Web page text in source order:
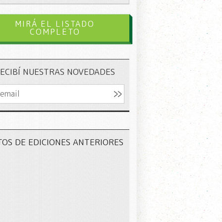
MIRÁ EL LISTADO
COMPLETO
NUESTRAS NOVEDADES
DE EDICIONES ANTERIORES